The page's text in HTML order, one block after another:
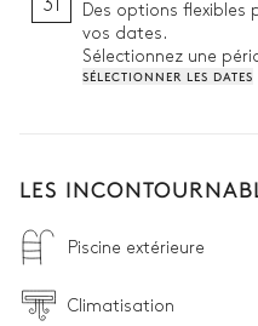
villa, située en contrebas,
31
Des options flexibles
vos dates.
Sélectionnez une
SÉLECTIONNER LES DATES
LES
Piscine extérieure
Climatisation